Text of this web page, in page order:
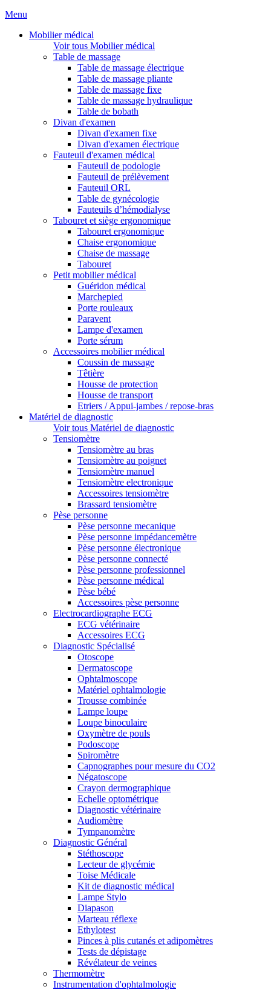
Menu
Mobilier médical
Voir tous Mobilier médical
Table de massage
Table de massage électrique
Table de massage pliante
Table de massage fixe
Table de massage hydraulique
Table de bobath
Divan d'examen
Divan d'examen fixe
Divan d'examen électrique
Fauteuil d'examen médical
Fauteuil de podologie
Fauteuil de prélèvement
Fauteuil ORL
Table de gynécologie
Fauteuils d’hémodialyse
Tabouret et siège ergonomique
Tabouret ergonomique
Chaise ergonomique
Chaise de massage
Tabouret
Petit mobilier médical
Guéridon médical
Marchepied
Porte rouleaux
Paravent
Lampe d'examen
Porte sérum
Accessoires mobilier médical
Coussin de massage
Têtière
Housse de protection
Housse de transport
Etriers / Appui-jambes / repose-bras
Matériel de diagnostic
Voir tous Matériel de diagnostic
Tensiomètre
Tensiomètre au bras
Tensiomètre au poignet
Tensiomètre manuel
Tensiomètre electronique
Accessoires tensiomètre
Brassard tensiomètre
Pèse personne
Pèse personne mecanique
Pèse personne impédancemètre
Pèse personne électronique
Pèse personne connecté
Pèse personne professionnel
Pèse personne médical
Pèse bébé
Accessoires pèse personne
Electrocardiographe ECG
ECG vétérinaire
Accessoires ECG
Diagnostic Spécialisé
Otoscope
Dermatoscope
Ophtalmoscope
Matériel ophtalmologie
Trousse combinée
Lampe loupe
Loupe binoculaire
Oxymètre de pouls
Podoscope
Spiromètre
Capnographes pour mesure du CO2
Négatoscope
Crayon dermographique
Echelle optométrique
Diagnostic vétérinaire
Audiomètre
Tympanomètre
Diagnostic Général
Stéthoscope
Lecteur de glycémie
Toise Médicale
Kit de diagnostic médical
Lampe Stylo
Diapason
Marteau réflexe
Ethylotest
Pinces à plis cutanés et adipomètres
Tests de dépistage
Révélateur de veines
Thermomètre
Instrumentation d'ophtalmologie